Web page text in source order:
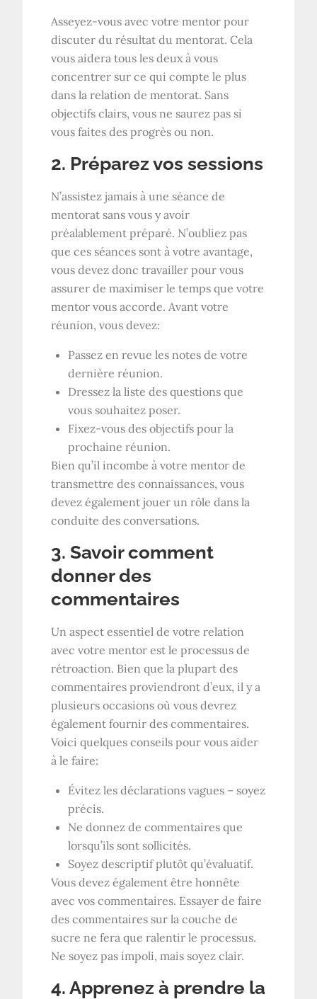
Asseyez-vous avec votre mentor pour
discuter du résultat du mentorat. Cela
vous aidera tous les deux à vous
concentrer sur ce qui compte le plus
dans la relation de mentorat. Sans
objectifs clairs, vous ne saurez pas si
vous faites des progrès ou non.
2. Préparez vos sessions
N’assistez jamais à une séance de
mentorat sans vous y avoir
préalablement préparé. N’oubliez pas
que ces séances sont à votre avantage,
vous devez donc travailler pour vous
assurer de maximiser le temps que votre
mentor vous accorde. Avant votre
réunion, vous devez:
Passez en revue les notes de votre
dernière réunion.
Dressez la liste des questions que
vous souhaitez poser.
Fixez-vous des objectifs pour la
prochaine réunion.
Bien qu’il incombe à votre mentor de
transmettre des connaissances, vous
devez également jouer un rôle dans la
conduite des conversations.
3. Savoir comment
donner des
commentaires
Un aspect essentiel de votre relation
avec votre mentor est le processus de
rétroaction. Bien que la plupart des
commentaires proviendront d’eux, il y a
plusieurs occasions où vous devrez
également fournir des commentaires.
Voici quelques conseils pour vous aider
à le faire:
Évitez les déclarations vagues – soyez
précis.
Ne donnez de commentaires que
lorsqu’ils sont sollicités.
Soyez descriptif plutôt qu’évaluatif.
Vous devez également être honnête
avec vos commentaires. Essayer de faire
des commentaires sur la couche de
sucre ne fera que ralentir le processus.
Ne soyez pas impoli, mais soyez clair.
4. Apprenez à prendre la